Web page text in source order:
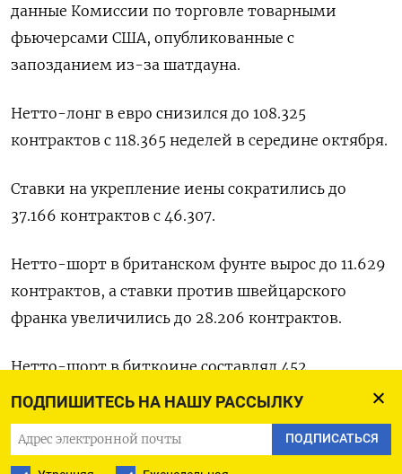
ПОДПИШИТЕСЬ НА НАШУ РАССЫЛКУ
ПОДПИСАТЬСЯ
данные Комиссии по торговле товарными
фьючерсами США, опубликованные с
запозданием из-за шатдауна.
Нетто-лонг в евро снизился до 108.325
контрактов с 118.365 неделей в середине октября.
Ставки на укрепление иены сократились до
37.166 контрактов с 46.307.
Нетто-шорт в британском фунте вырос до 11.629
контрактов, а ставки против швейцарского
франка увеличились до 28.206 контрактов.
Нетто-шорт в биткоине составлял 452
контрактов.
Оригинал сообщения на английском языке
доступен по коду: (Бюро Рейтер в Гданьске)